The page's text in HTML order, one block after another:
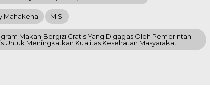
Mahakena M.Si
Makan Bergizi Gratis Yang Digagas Oleh Pemerintah.
Untuk Meningkatkan Kualitas Kesehatan Masyarakat